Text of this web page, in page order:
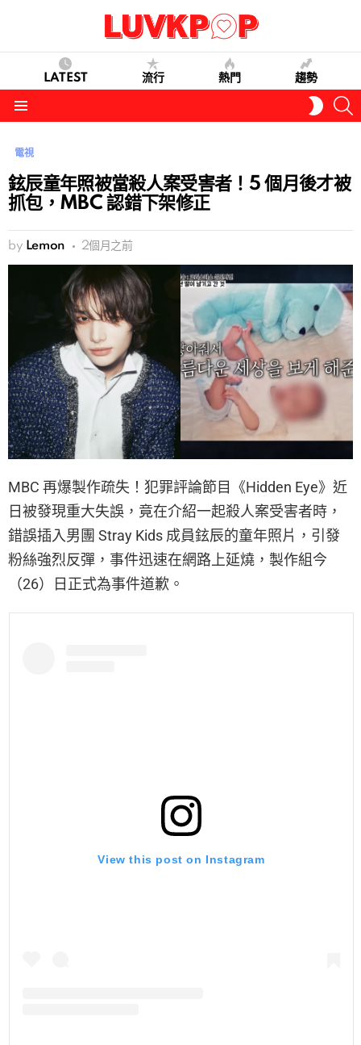
LATEST 流行 熱門 趨勢
SKIN
電視
鉉辰童年照被當殺人案受害者！5 個月後才被
抓包，MBC 認錯下架修正
by Lemon 2個月之前
MBC 再爆製作疏失！犯罪評論節目《Hidden Eye》近
日被發現重大失誤，竟在介紹一起殺人案受害者時，
錯誤插入男團 Stray Kids 成員鉉辰的童年照片，引發
粉絲強烈反彈，事件迅速在網路上延燒，製作組今
（26）日正式為事件道歉。
View this post on Instagram